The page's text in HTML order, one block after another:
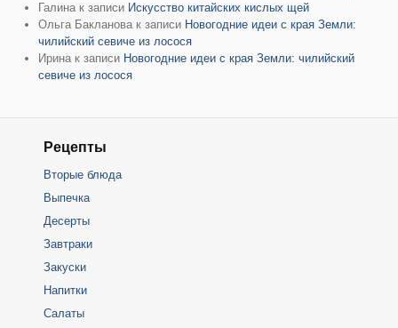
Галина к записи Искусство китайских кислых щей
Ольга Бакланова к записи Новогодние идеи с края Земли:
чилийский севиче из лосося
Ирина к записи Новогодние идеи с края Земли: чилийский
севиче из лосося
Рецепты
Вторые блюда
Выпечка
Десерты
Завтраки
Закуски
Напитки
Салаты